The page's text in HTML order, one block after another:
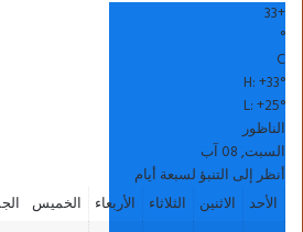
+
33
°
C
H:+33°
L:+25°
الناظور
السبت, 08 آب
أنظر إلى التنبؤ لسبعة أيام
الأحد
الاثنين الثلاثاء الأربعاء الخميس